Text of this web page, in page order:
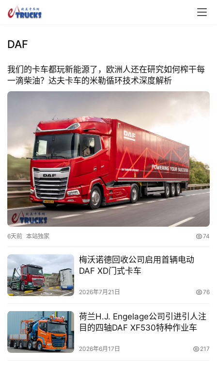
DAF
我们的卡车都玩新能源了，欧洲人还在研究如何榨干每
一滴柴油？达夫卡车的米勒循环技术深度解析
6天前 本站独家 74
梅沃诺德回收公司启用首辆电动
DAF XD门式卡车
2026年7月21日 76
荷兰H.J. Engelage公司引进引人注
目的四轴DAF XF530特种作业车
2026年6月17日 217